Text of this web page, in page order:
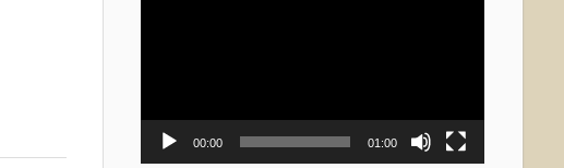
00:00 01:00